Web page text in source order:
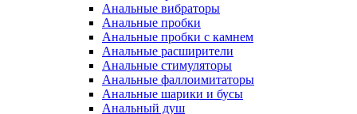
Анальные вибраторы
Анальные пробки
Анальные пробки с камнем
Анальные расширители
Анальные стимуляторы
Анальные фаллоимитаторы
Анальные шарики и бусы
Анальный душ